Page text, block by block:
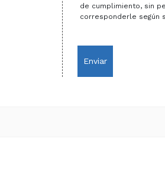
de cumplimiento, sin
corresponderle según
Enviar